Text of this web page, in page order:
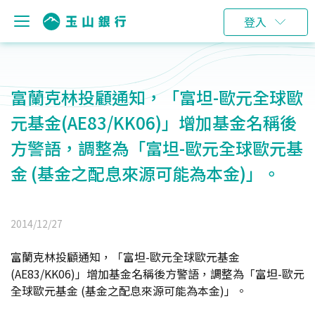
登入
富蘭克林投顧通知，「富坦-歐元全球歐
元基金(AE83/KK06)」增加基金名稱後
方警語，調整為「富坦-歐元全球歐元基
金 (基金之配息來源可能為本金)」。
2014/12/27
富蘭克林投顧通知，「富坦-歐元全球歐元基金
(AE83/KK06)」增加基金名稱後方警語，調整為「富坦-歐元
全球歐元基金 (基金之配息來源可能為本金)」。